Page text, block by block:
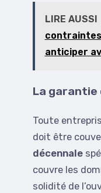
LIRE AUSSI
anticiper
La garantie
Toute
doit être
décennale
couvre les
solidité de